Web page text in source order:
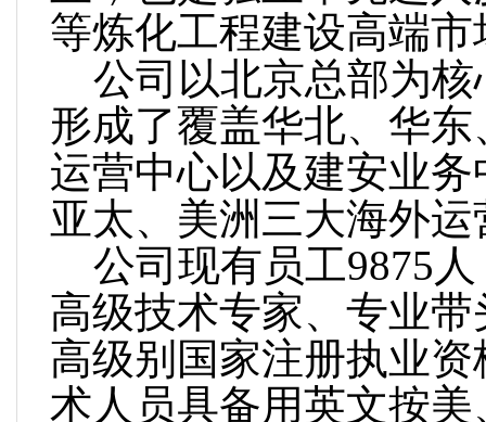
等炼化工程建设高端
公司以北京总部为核
形成了覆盖华北、华
运营中心以及建安业
亚太、美洲三大海外
公司现有员工9875
高级技术专家、专业
高级别国家注册执业
术人员具备用英文按